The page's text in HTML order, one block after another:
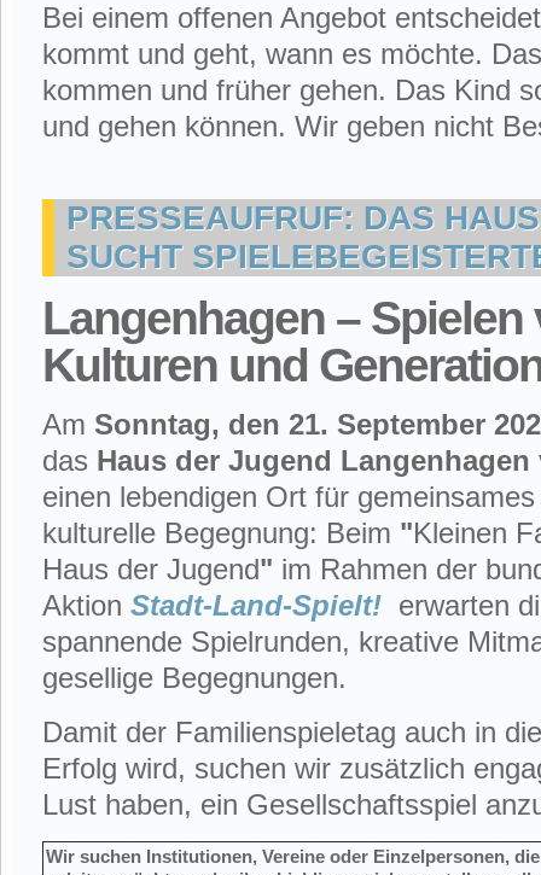
Bei einem offenen Angebot
kommt und geht, wann es möchte.
kommen und früher gehen. Das Kind
und gehen können. Wir geben nicht
PRESSEAUFRUF: DAS
SUCHT
Langenhagen – Spielen
Kulturen und
Am Sonntag, den 21. September
das Haus der Jugend Langenhagen
einen lebendigen Ort für
kulturelle Begegnung: Beim "Kleinen
Haus der Jugend" im Rahmen der
Aktion Stadt-Land-Spielt! erwarten
spannende Spielrunden, kreative
gesellige Begegnungen.
Damit der Familienspieletag auch in
Erfolg wird, suchen wir zusätzlich
Lust haben, ein Gesellschaftsspiel
Wir suchen Institutionen, Vereine oder Einzelpersonen,